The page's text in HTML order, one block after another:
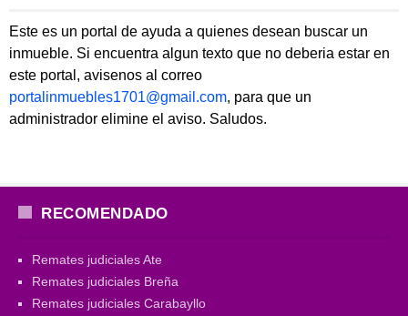
Este es un portal de ayuda a quienes desean buscar un
inmueble. Si encuentra algun texto que no deberia estar en
este portal, avisenos al correo
portalinmuebles1701@gmail.com, para que un
administrador elimine el aviso. Saludos.
RECOMENDADO
Remates judiciales Ate
Remates judiciales Breña
Remates judiciales Carabayllo